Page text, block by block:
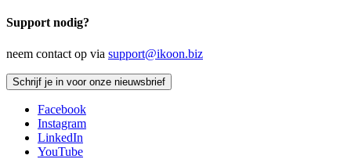
Support nodig?
neem contact op via support@ikoon.biz
Schrijf je in voor onze nieuwsbrief
Facebook
Instagram
LinkedIn
YouTube